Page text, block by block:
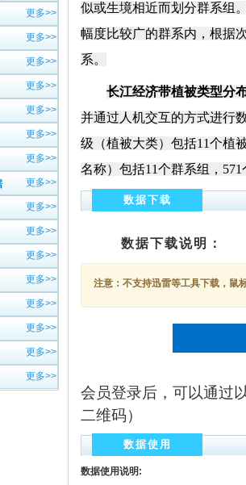
更多>>
更多>>
更多>>
更多>>
更多>>
更多>>
更多>>
更多>>
更多>>
更多>>
更多>>
更多>>
更多>>
更多>>
更多>>
更多>>
似或生境相近而划分群系组
幅度比较广的群系内，根据
系。
长江经济带植被类型分
并通过人机交互的方式进行
级（植被大类）包括11个植
名称）包括11个群系组， 571
数据下载
数据下载说明：
注意：不支持迅雷等工具下载，鼠
会员登录后，可以通过
二维码）
数据使用
数据使用说明: